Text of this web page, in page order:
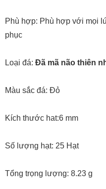
Phù hợp: Phù hợp với mọi
phục
Loại đá: Đã mã não thiên
Màu sắc đá: Đỏ
Kích thước hat:6 mm
Số lượng hạt: 25 Hạt
Tổng trọng lượng: 8.23 g